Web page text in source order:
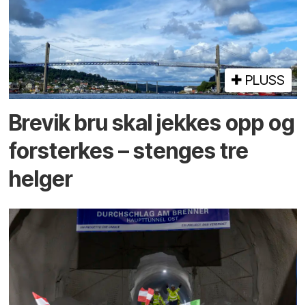
PLUSS
Brevik bru skal jekkes opp og
forsterkes – stenges tre
helger